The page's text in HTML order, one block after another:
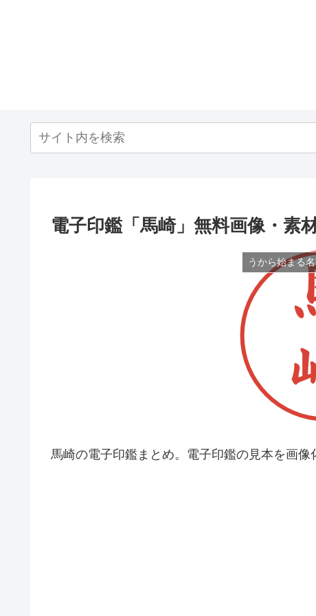
電子印鑑「馬崎」無料画像・素
うから始まる
馬崎の電子印鑑まとめ。電子印鑑の見本を画像